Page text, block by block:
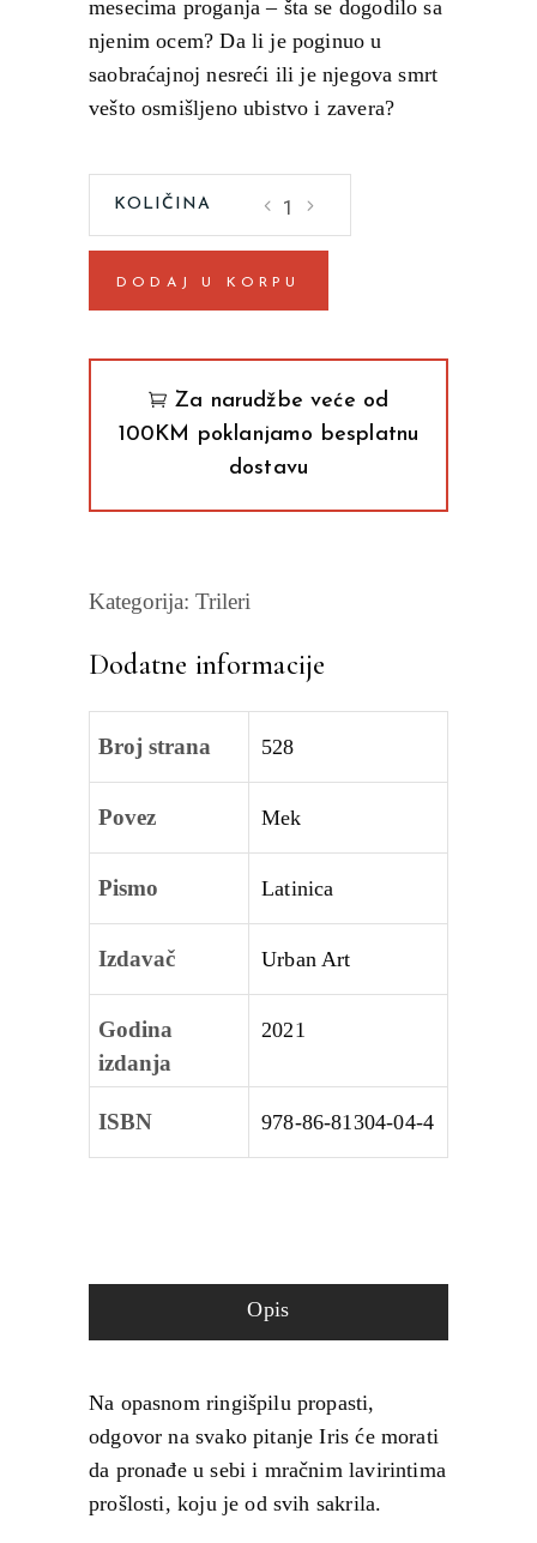
mesecima proganja – šta se dogodilo sa
njenim ocem? Da li je poginuo u
saobraćajnoj nesreći ili je njegova smrt
vešto osmišljeno ubistvo i zavera?
quantity
DODAJ U KORPU
Za narudžbe veće od
100KM poklanjamo besplatnu
dostavu
Kategorija: Trileri
Dodatne informacije
Broj strana 528
Povez Mek
Pismo Latinica
Izdavač Urban Art
Godina
izdanja
2021
ISBN 978‑86‑81304‑04‑4
Opis
Na opasnom ringišpilu propasti,
odgovor na svako pitanje Iris će morati
da pronađe u sebi i mračnim lavirintima
prošlosti, koju je od svih sakrila.